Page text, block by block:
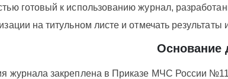
готовый к использованию журнал,
на титульном листе и отмечать результаты
Основание
журнала закреплена в Приказе МЧС России